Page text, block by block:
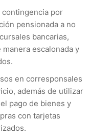
contingencia por
pensionada a no
bancarias,
escalonada y
en corresponsales
además de utilizar
pago de bienes y
con tarjetas